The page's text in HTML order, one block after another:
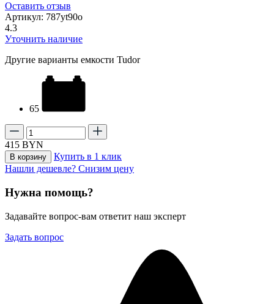
Оставить отзыв
Артикул: 787yt90o
4.3
Уточнить наличие
Другие варианты емкости Tudor
65
415 BYN
В корзину
Купить в 1 клик
Нашли дешевле? Снизим цену
Нужна помощь?
Задавайте вопрос-вам ответит наш эксперт
Задать вопрос